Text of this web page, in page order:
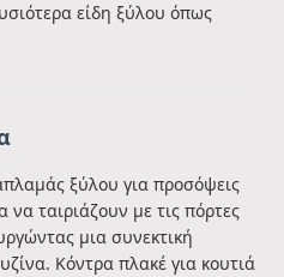
είδη ξύλου όπως
ξύλου για προσόψεις
να ταιριάζουν με τις πόρτες
μια συνεκτική
Κόντρα πλακέ για κουτιά